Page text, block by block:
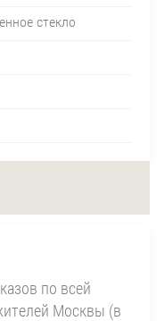
стекло
по всей
Москвы (в